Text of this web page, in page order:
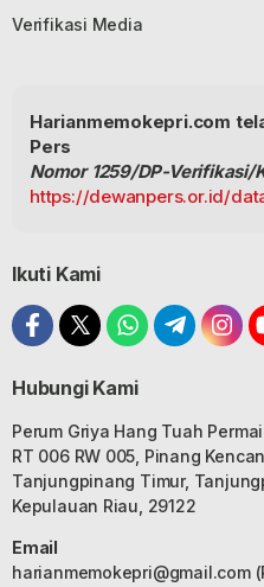
Verifikasi Media
Harianmemokepri.com
Pers
Nomor 1259/DP-Verifikasi/
https://dewanpers.or.id/
Ikuti Kami
Hubungi Kami
Perum Griya Hang Tuah
RT 006 RW 005, Pinang
Tanjungpinang Timur,
Kepulauan Riau, 29122
Email
harianmemokepri@gmail.com